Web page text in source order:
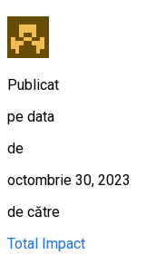
Publicat
pe data
de
octombrie 30, 2023
de către
Total Impact